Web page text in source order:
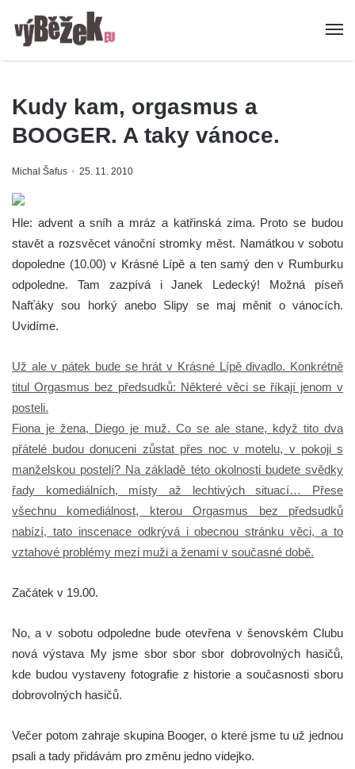
Kudy kam, orgasmus a
BOOGER. A taky vánoce.
Michal Šafus 25. 11. 2010
Hle: advent a sníh a mráz a katřinská zima. Proto se budou
stavět a rozsvěcet vánoční stromky měst. Namátkou v sobotu
dopoledne (10.00) v Krásné Lípě a ten samý den v Rumburku
odpoledne. Tam zazpívá i Janek Ledecký! Možná píseň
Nafťáky sou horký anebo Slipy se maj měnit o vánocích.
Uvidíme.
Už ale v pátek bude se hrát v Krásné Lípě divadlo. Konkrétně
titul Orgasmus bez předsudků: Některé věci se říkají jenom v
posteli.
Fiona je žena, Diego je muž. Co se ale stane, když tito dva
přátelé budou donuceni zůstat přes noc v motelu, v pokoji s
manželskou postelí? Na základě této okolnosti budete svědky
řady komediálních, místy až lechtivých situací… Přese
všechnu komediálnost, kterou Orgasmus bez předsudků
nabízí, tato inscenace odkrývá i obecnou stránku věci, a to
vztahové problémy mezi muži a ženami v současné době.
Začátek v 19.00.
No, a v sobotu odpoledne bude otevřena v šenovském Clubu
nová výstava My jsme sbor sbor sbor dobrovolných hasičů,
kde budou vystaveny fotografie z historie a současnosti sboru
dobrovolných hasičů.
Večer potom zahraje skupina Booger, o které jsme tu už jednou
psali a tady přidávám pro změnu jedno videjko.